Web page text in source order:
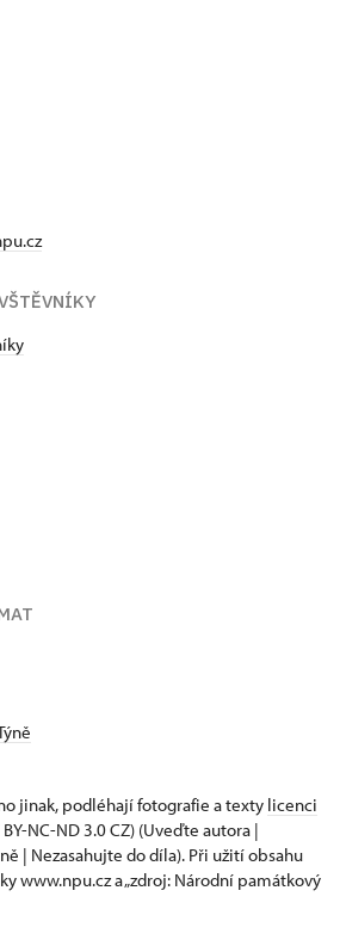
jinak, podléhají fotografie a texty licenci
BY-NC-ND 3.0 CZ) (Uveďte autora |
| Nezasahujte do díla). Při užití obsahu
www.npu.cz a „zdroj: Národní památkový